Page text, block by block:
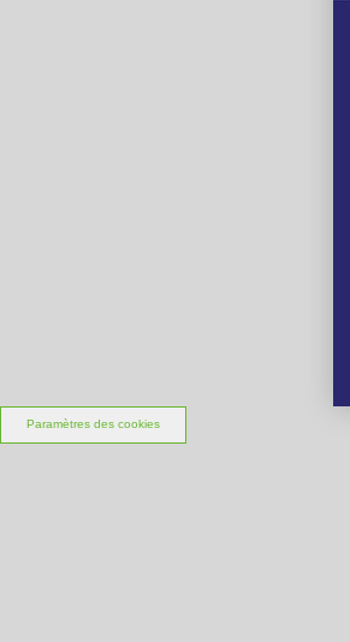
Paramètres des cookies